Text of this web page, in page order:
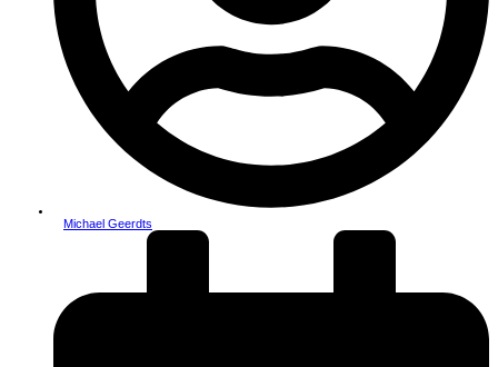
Michael Geerdts